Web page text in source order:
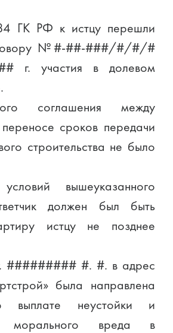
ГК РФ к истцу перешли
№#-##-###/#/#/#
г. участия в долевом
соглашения между
сроков передачи
строительства не было
вышеуказанного
должен был быть
истцу не позднее
######### #. #. в адрес
была направлена
выплате неустойки и
морального вреда в